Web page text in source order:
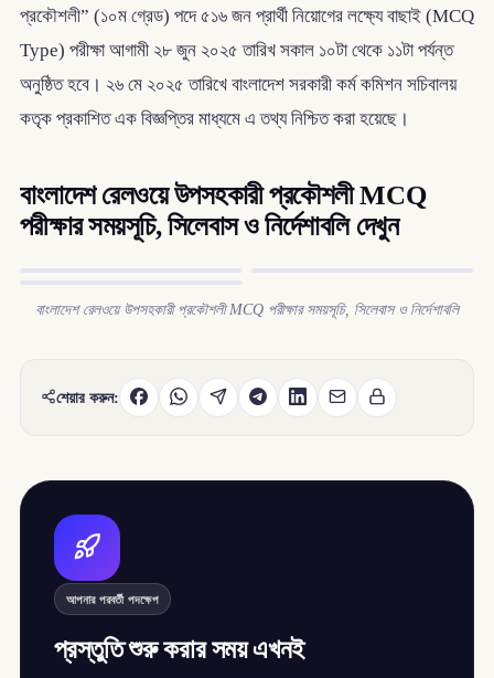
প্রকৌশলী” (১০ম গ্রেড) পদে ৫১৬ জন প্রার্থী নিয়োগের লক্ষ্যে বাছাই (MCQ
Type) পরীক্ষা আগামী ২৮ জুন ২০২৫ তারিখ সকাল ১০টা থেকে ১১টা পর্যন্ত
অনুষ্ঠিত হবে। ২৬ মে ২০২৫ তারিখে বাংলাদেশ সরকারী কর্ম কমিশন সচিবালয়
কতৃক প্রকাশিত এক বিজ্ঞপ্তির মাধ্যমে এ তথ্য নিশ্চিত করা হয়েছে।
বাংলাদেশ রেলওয়ে উপসহকারী প্রকৌশলী MCQ
পরীক্ষার সময়সূচি, সিলেবাস ও নির্দেশাবলি দেখুন
বাংলাদেশ রেলওয়ে উপসহকারী প্রকৌশলী MCQ পরীক্ষার সময়সূচি, সিলেবাস ও নির্দেশাবলি
শেয়ার করুন:
আপনার পরবর্তী পদক্ষেপ
প্রস্তুতি শুরু করার সময় এখনই